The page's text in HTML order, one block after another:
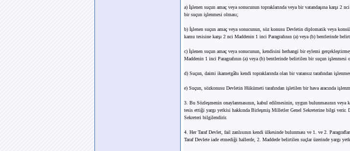
a) İşlenen suçun amaç veya sonucunun topraklarında veya bir vatandaşına karşı 2
bir suçun işlenmesi olması;
b) İşlenen suçun amaç veya sonucunun, söz konusu Devletin diplomatik veya
kamu tesisine karşı 2 nci Maddenin 1 inci Paragrafının (a) veya (b) bentlerinde
c) İşlenen suçun amaç veya sonucunun, kendisini herhangi bir eylemi
Maddenin 1 inci Paragrafının (a) veya (b) bentlerinde belirtilen bir suçun işlenmesi
d) Suçun, daimi ikametgâhı kendi topraklarında olan bir vatansız tarafından
e) Suçun, sözkonusu Devletin Hükümeti tarafından işletilen bir hava aracında
3. Bu Sözleşmenin onaylanmasının, kabul edilmesinin, uygun bulunmasının veya
tesis ettiği yargı yetkisi hakkında Birleşmiş Milletler Genel Sekreterine bilgi
Sekreteri bilgilendirir.
4. Her Taraf Devlet, fail zanlısının kendi ülkesinde bulunması ve 1. ve 2.
Taraf Devlete iade etmediği hallerde, 2. Maddede belirtilen suçlar üzerinde yargı